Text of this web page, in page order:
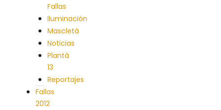
Fallas
Iluminación
Mascletà
Noticias
Plantà
13
Reportajes
Fallas
2012